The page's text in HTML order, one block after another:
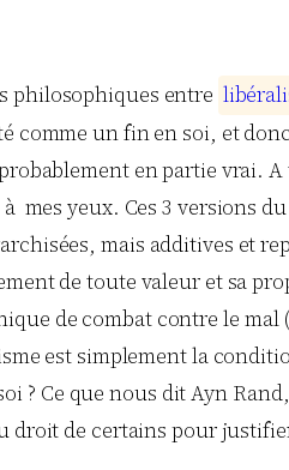
philosophiques entre libérali
un fin en soi, et
en partie vrai.
mes yeux. Ces 3 versions
mais additives et
de toute valeur et sa
de combat contre le
est simplement la
? Ce que nous dit Ayn
droit de certains pour